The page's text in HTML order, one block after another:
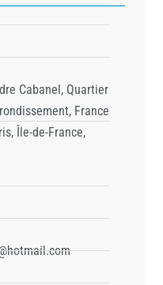
Cabanel, Quartier
France
Île-de-France,